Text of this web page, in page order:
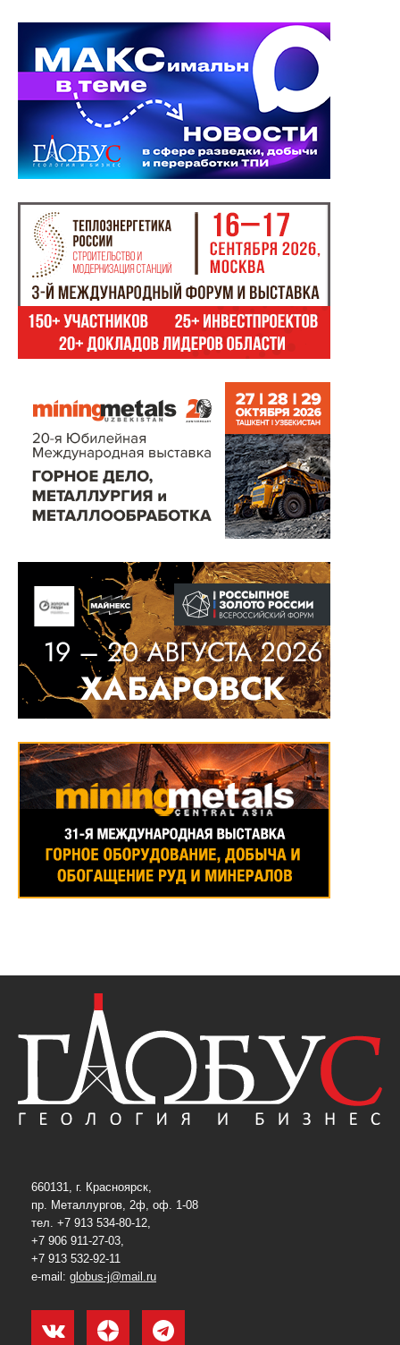
660131, г. Красноярск,
пр. Металлургов, 2ф, оф. 1-08
тел. +7 913 534-80-12,
+7 906 911-27-03,
+7 913 532-92-11
e-mail: globus-j@mail.ru